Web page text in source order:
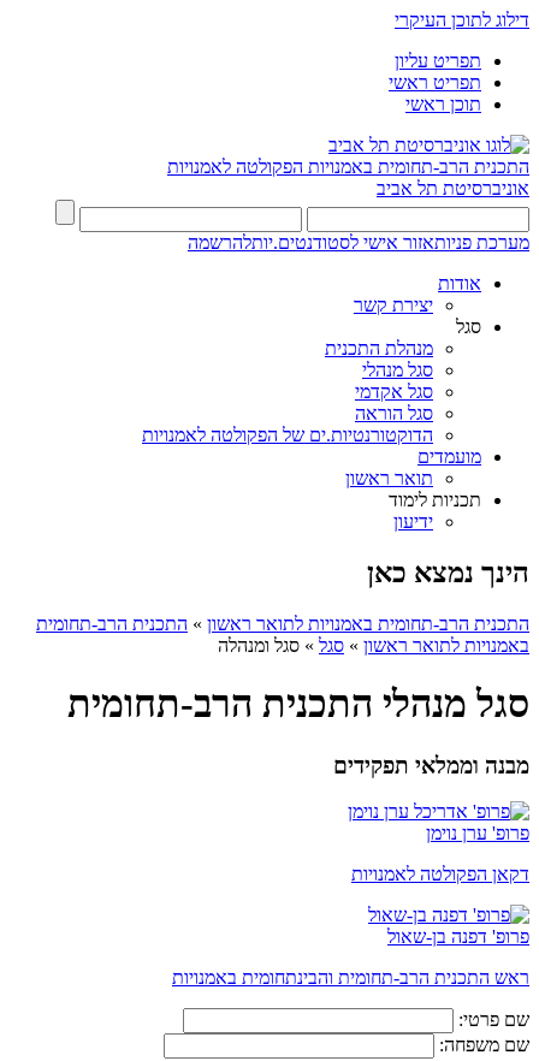
דילוג לתוכן העיקרי
תפריט עליון
תפריט ראשי
תוכן ראשי
התכנית הרב-תחומית באמנויות הפקולטה לאמנויות
אוניברסיטת תל אביב
מערכת פניותאזור אישי לסטודנטים.יותלהרשמה
אודות
יצירת קשר
סגל
מנהלת התכנית
סגל מנהלי
סגל אקדמי
סגל הוראה
הדוקטורנטיות.ים של הפקולטה לאמנויות
מועמדים
תואר ראשון
תכניות לימוד
ידיעון
הינך נמצא כאן
התכנית הרב-תחומית באמנויות לתואר ראשון » התכנית הרב-תחומית
באמנויות לתואר ראשון » סגל » סגל ומנהלה
סגל מנהלי התכנית הרב-תחומית
מבנה וממלאי תפקידים
פרופ' ערן נוימן
דקאן הפקולטה לאמנויות
פרופ' דפנה בן-שאול
ראש התכנית הרב-תחומית והבינתחומית באמנויות
שם פרטי:
שם משפחה: